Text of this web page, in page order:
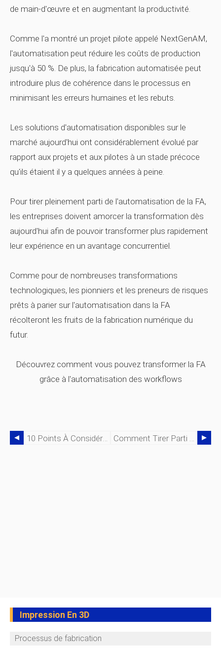
de main-d'œuvre et en augmentant la productivité.
Comme l'a montré un projet pilote appelé NextGenAM,
l'automatisation peut réduire les coûts de production
jusqu'à 50 %. De plus, la fabrication automatisée peut
introduire plus de cohérence dans le processus en
minimisant les erreurs humaines et les rebuts.
Les solutions d'automatisation disponibles sur le
marché aujourd'hui ont considérablement évolué par
rapport aux projets et aux pilotes à un stade précoce
qu'ils étaient il y a quelques années à peine.
Pour tirer pleinement parti de l'automatisation de la FA,
les entreprises doivent amorcer la transformation dès
aujourd'hui afin de pouvoir transformer plus rapidement
leur expérience en un avantage concurrentiel.
Comme pour de nombreuses transformations
technologiques, les pionniers et les preneurs de risques
prêts à parier sur l'automatisation dans la FA
récolteront les fruits de la fabrication numérique du
futur.
Découvrez comment vous pouvez transformer la FA
grâce à l'automatisation des workflows
10 Points À Considérer Avant D'acheter Un Logiciel MES Additif Comment Tirer Parti De La Surveillance Des Imprimantes 3D Pour Faire Évoluer La Fabrication Additive ?
Impression En 3D
Processus de fabrication